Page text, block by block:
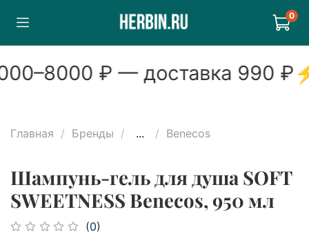
0
–8000₽ — доставка990₽
Главная Бренды ... Benecos
Шампунь-гель для душа SOFT
SWEETNESS Benecos, 950 мл
(0)